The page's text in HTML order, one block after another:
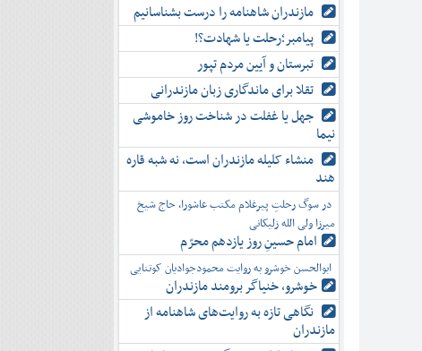
مازندران شاهنامه را درست بشناسانیم
پیامبر؛رحلت یا شهادت؟!
تبرستان و آیین مردم تپور
تقلا برای ماندگاری زبان مازندرانی
جهل یا غفلت در شناخت روز خاموشی
نیما
منشاء کلیله مازندران است، نه شبه قاره
هند
در سوگ رحلتِ پیرغلام مکتب عاشورا، حاج شیخ
میرزا ولی الله زلیکانی
امام حسینِ روز یازدهم محرّم
ابوالحسن خوشرو به روایت محمودجوادیان کوتنایی
خوشرو، خنياگر برومند مازندران
نگاهی تازه به روایت‌های شاهنامه از
مازندران